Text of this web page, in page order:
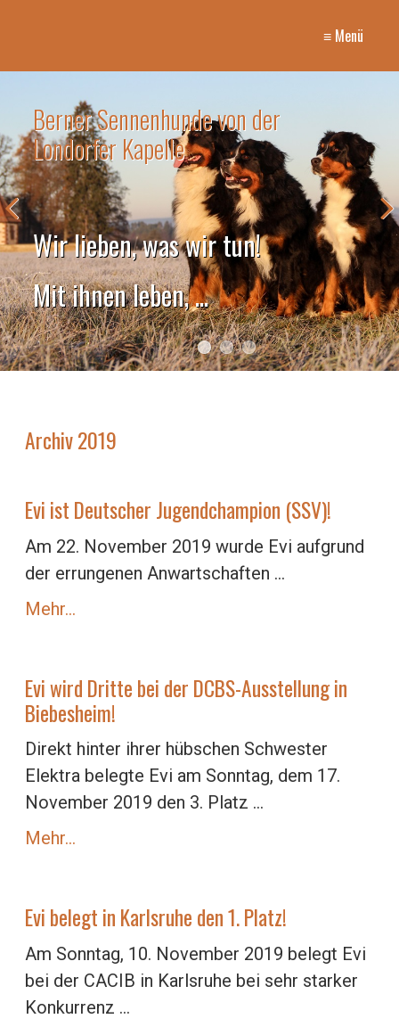
≡ Menü
Berner Sennenhunde von der
Londorfer Kapelle
Wir lieben, was wir tun!
Mit ihnen leben, ...
Archiv 2019
Evi ist Deutscher Jugendchampion (SSV)!
Am 22. November 2019 wurde Evi aufgrund
der errungenen Anwartschaften ...
Mehr…
Evi wird Dritte bei der DCBS-Ausstellung in
Biebesheim!
Direkt hinter ihrer hübschen Schwester
Elektra belegte Evi am Sonntag, dem 17.
November 2019 den 3. Platz ...
Mehr…
Evi belegt in Karlsruhe den 1. Platz!
Am Sonntag, 10. November 2019 belegt Evi
bei der CACIB in Karlsruhe bei sehr starker
Konkurrenz ...